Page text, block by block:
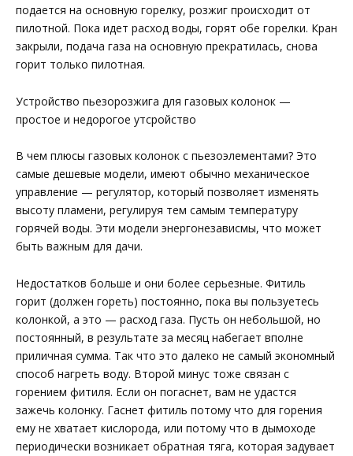
подается на основную горелку, розжиг происходит от
пилотной. Пока идет расход воды, горят обе горелки. Кран
закрыли, подача газа на основную прекратилась, снова
горит только пилотная.
Устройство пьезорозжига для газовых колонок —
простое и недорогое утсройство
В чем плюсы газовых колонок с пьезоэлементами? Это
самые дешевые модели, имеют обычно механическое
управление — регулятор, который позволяет изменять
высоту пламени, регулируя тем самым температуру
горячей воды. Эти модели энергонезависмы, что может
быть важным для дачи.
Недостатков больше и они более серьезные. Фитиль
горит (должен гореть) постоянно, пока вы пользуетесь
колонкой, а это — расход газа. Пусть он небольшой, но
постоянный, в результате за месяц набегает вполне
приличная сумма. Так что это далеко не самый экономный
способ нагреть воду. Второй минус тоже связан с
горением фитиля. Если он погаснет, вам не удастся
зажечь колонку. Гаснет фитиль потому что для горения
ему не хватает кислорода, или потому что в дымоходе
периодически возникает обратная тяга, которая задувает